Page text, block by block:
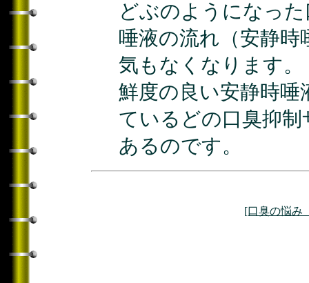
どぶのようになっ
唾液の流れ（安静時
気もなくなります。
鮮度の良い安静時
ているどの口臭抑
あるのです。
[口臭の悩